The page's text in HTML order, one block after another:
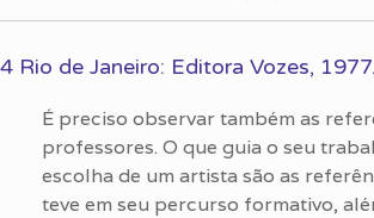
4 Rio de Janeiro: Editora Vozes, 1977.
É preciso observar também as
professores. O que guia o seu
escolha de um artista são as
teve em seu percurso formativo,